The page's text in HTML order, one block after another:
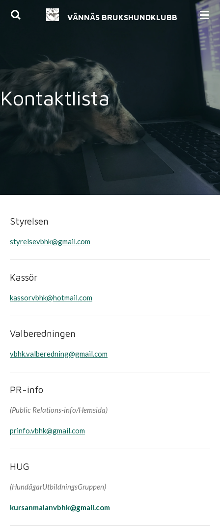
Hoppa
VÄNNÄS BRUKSHUNDKLUBB
Kontaktlista
Styrelsen
styrelsevbhk@gmail.com
Kassör
kassorvbhk@hotmail.com
Valberedningen
vbhk.valberedning@gmail.com
PR-info
(Public Relations-info/Hemsida)
​prinfo.vbhk@gmail.com
HUG
(HundägarUtbildningsGruppen)
kursanmalanvbhk@gmail.com